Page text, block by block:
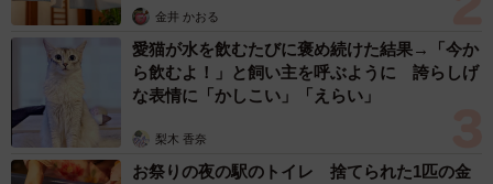
金井 かおる
愛猫が水を飲むたびに褒め続けた結果→「今か
ら飲むよ！」と飼い主を呼ぶように 誇らしげ
な表情に「かしこい」「えらい」
梨木 香奈
お祭りの夜の駅のトイレ 捨てられた1匹の金